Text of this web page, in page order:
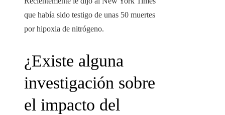
que había sido testigo de unas 50 muertes
por hipoxia de nitrógeno.
¿Existe alguna
investigación sobre
el impacto del